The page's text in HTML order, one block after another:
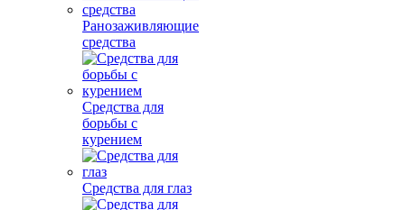
Ранозаживляющие
средства
Средства для
борьбы с
курением
Средства для глаз